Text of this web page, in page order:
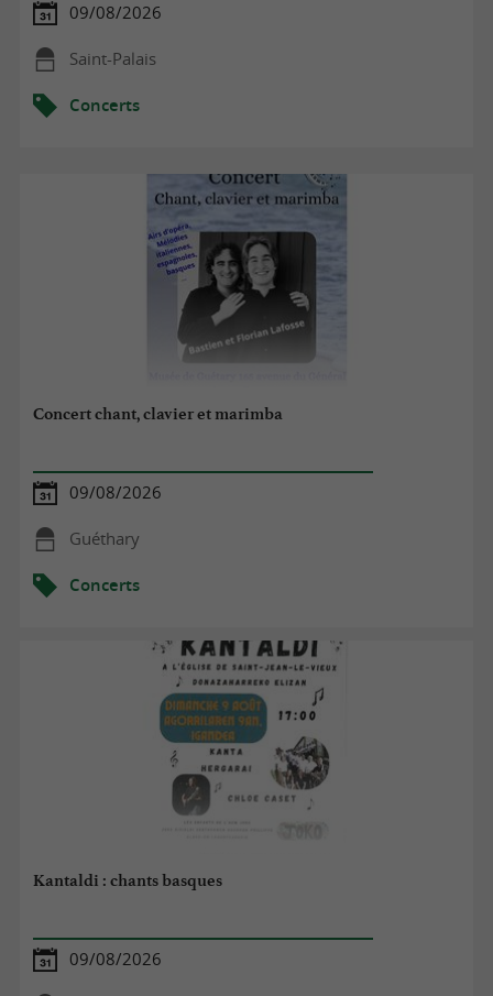
09/08/2026
Saint-Palais
Concerts
Concert chant, clavier et marimba
09/08/2026
Guéthary
Concerts
Kantaldi : chants basques
09/08/2026